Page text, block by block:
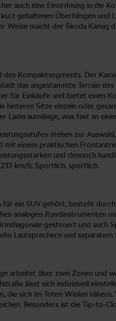
auch eine Einordnung in die
gehaltenen Überhängen und
Weise macht der Škoda Kamiq
Kompaktsegments. Der
das angestammte Terrain
für Einkäufe und bietet einen
Sitze einzeln oder
Laderaumlänge, was fast an
stehen zur
einem praktischen
und dennoch
km/h. Sportlich, sportlich.
ein SUV gehört, besteht
analogen Rundinstrumenten
gesteuert und
Lautsprechern und
arbeitet über zwei Zonen und
lässt sich individuell
sich im Toten Winkel
Besonders ist die Tip-to-